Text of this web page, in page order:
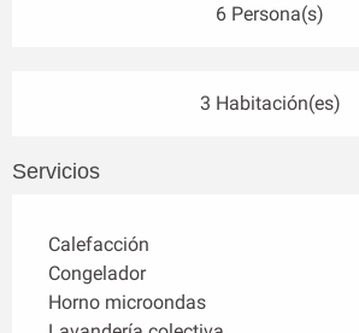
6 Persona(s)
3 Habitación(es)
Servicios
Calefacción
Congelador
Horno microondas